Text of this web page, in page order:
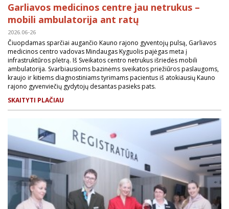
Garliavos medicinos centre jau netrukus –
mobili ambulatorija ant ratų
2026.06-26
Čiuopdamas sparčiai augančio Kauno rajono gyventojų pulsą, Garliavos
medicinos centro vadovas Mindaugas Kyguolis pajėgas meta į
infrastruktūros plėtrą. Iš Sveikatos centro netrukus išriedės mobili
ambulatorija. Svarbiausioms bazinėms sveikatos priežiūros paslaugoms,
kraujo ir kitiems diagnostiniams tyrimams pacientus iš atokiausių Kauno
rajono gyvenviečių gydytojų desantas pasieks pats.
SKAITYTI PLAČIAU